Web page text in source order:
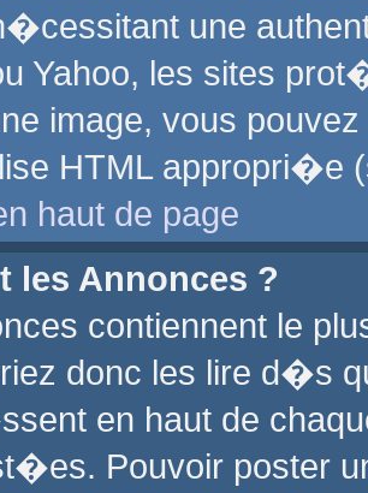
une
Yahoo, les sites
image, vous
HTML
haut de page
les Annonces ?
contiennent le
donc les lire d�s
en haut de
Pouvoir poster